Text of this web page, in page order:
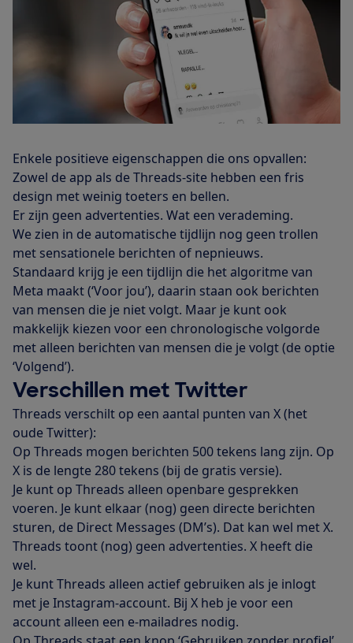
Enkele positieve eigenschappen die ons opvallen:
Zowel de app als de Threads-site hebben een fris
design met weinig toeters en bellen.
Er zijn geen advertenties. Wat een verademing.
We zien in de automatische tijdlijn nog geen trollen
met sensationele berichten of nepnieuws.
Standaard krijg je een tijdlijn die het algoritme van
Meta maakt (‘Voor jou’), daarin staan ook berichten
van mensen die je niet volgt. Maar je kunt ook
makkelijk kiezen voor een chronologische volgorde
met alleen berichten van mensen die je volgt (de optie
‘Volgend’).
Verschillen met Twitter
Threads verschilt op een aantal punten van X (het
oude Twitter):
Op Threads mogen berichten 500 tekens lang zijn. Op
X is de lengte 280 tekens (bij de gratis versie).
Je kunt op Threads alleen openbare gesprekken
voeren. Je kunt elkaar (nog) geen directe berichten
sturen, de Direct Messages (DM’s). Dat kan wel met X.
Threads toont (nog) geen advertenties. X heeft die
wel.
Je kunt Threads alleen actief gebruiken als je inlogt
met je Instagram-account. Bij X heb je voor een
account alleen een e-mailadres nodig.